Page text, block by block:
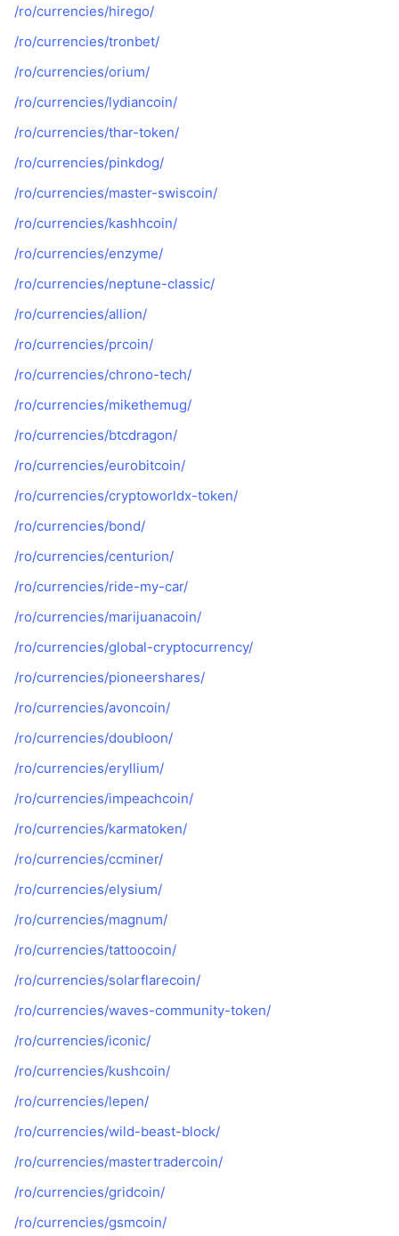
/ro/currencies/hirego/
/ro/currencies/tronbet/
/ro/currencies/orium/
/ro/currencies/lydiancoin/
/ro/currencies/thar-token/
/ro/currencies/pinkdog/
/ro/currencies/master-swiscoin/
/ro/currencies/kashhcoin/
/ro/currencies/enzyme/
/ro/currencies/neptune-classic/
/ro/currencies/allion/
/ro/currencies/prcoin/
/ro/currencies/chrono-tech/
/ro/currencies/mikethemug/
/ro/currencies/btcdragon/
/ro/currencies/eurobitcoin/
/ro/currencies/cryptoworldx-token/
/ro/currencies/bond/
/ro/currencies/centurion/
/ro/currencies/ride-my-car/
/ro/currencies/marijuanacoin/
/ro/currencies/global-cryptocurrency/
/ro/currencies/pioneershares/
/ro/currencies/avoncoin/
/ro/currencies/doubloon/
/ro/currencies/eryllium/
/ro/currencies/impeachcoin/
/ro/currencies/karmatoken/
/ro/currencies/ccminer/
/ro/currencies/elysium/
/ro/currencies/magnum/
/ro/currencies/tattoocoin/
/ro/currencies/solarflarecoin/
/ro/currencies/waves-community-token/
/ro/currencies/iconic/
/ro/currencies/kushcoin/
/ro/currencies/lepen/
/ro/currencies/wild-beast-block/
/ro/currencies/mastertradercoin/
/ro/currencies/gridcoin/
/ro/currencies/gsmcoin/